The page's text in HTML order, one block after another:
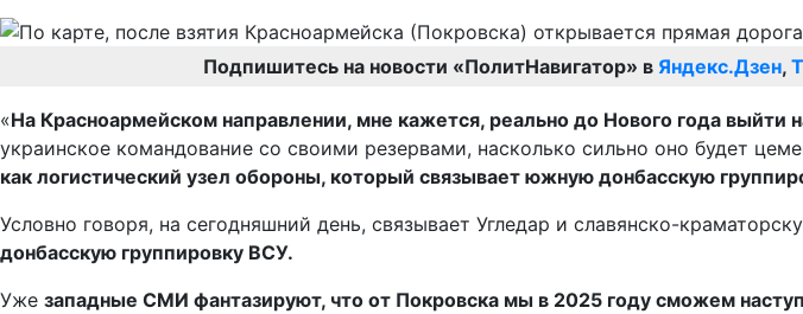
Подпишитесь на новости «ПолитНавигатор» в Яндекс.Дзен,
«На Красноармейском направлении, мне кажется, реально до Нового года выйти
украинское командование со своими резервами, насколько сильно оно будет
как логистический узел обороны, который связывает южную донбасскую
Условно говоря, на сегодняшний день, связывает Угледар и славянско-
донбасскую группировку ВСУ.
Уже западные СМИ фантазируют, что от Покровска мы в 2025 году сможем